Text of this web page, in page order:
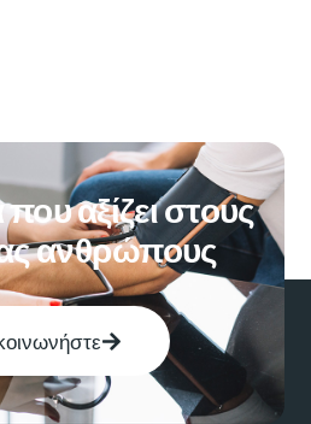
αξίζει στους
ανθρώπους